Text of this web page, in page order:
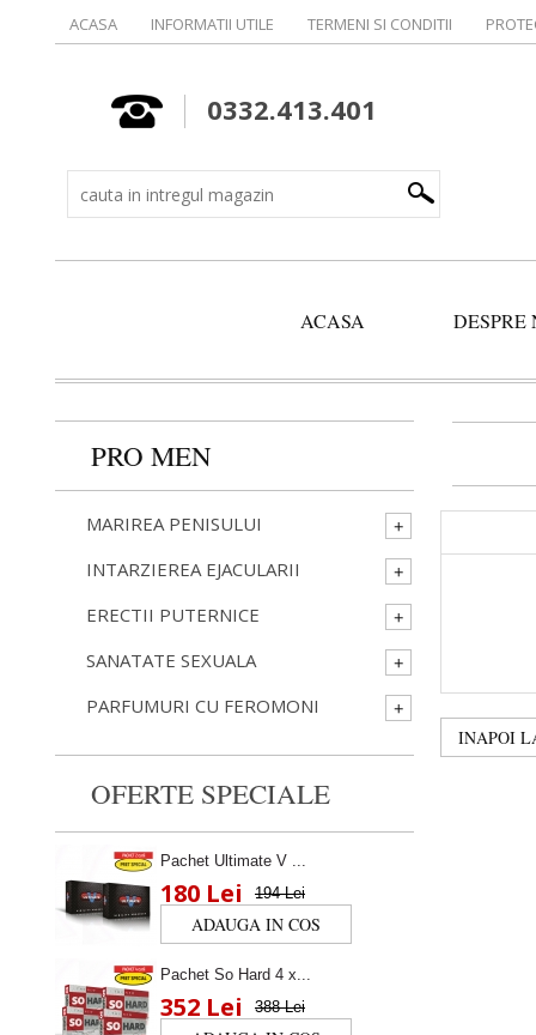
ACASA INFORMATII UTILE TERMENI SI CONDITII
0332.413.401
ACASA DESPRE
INAPOI
PRO MEN
MARIREA PENISULUI
INTARZIEREA EJACULARII
ERECTII PUTERNICE
SANATATE SEXUALA
PARFUMURI CU FEROMONI
OFERTE SPECIALE
Pachet Ultimate V ...
180 Lei 194 Lei
Pachet So Hard 4 x...
352 Lei 388 Lei